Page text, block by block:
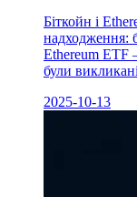
Біткойн і
надходження:
Ethereum ETF
були
2025-10-13